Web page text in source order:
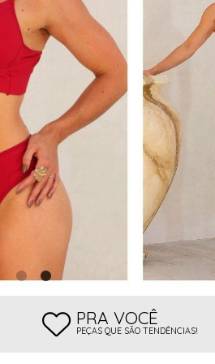
PRA VOCÊ
PEÇAS QUE SÃO TENDÊNCIAS!